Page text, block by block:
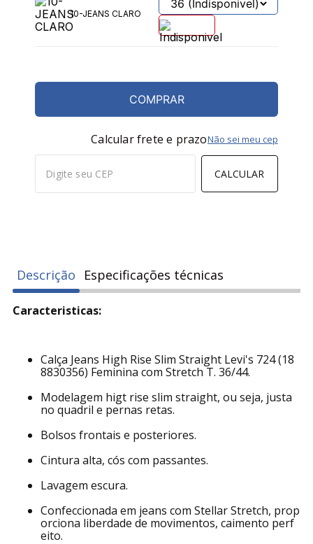
10-JEANS CLARO
COMPRAR
Calcular frete e prazo
CALCULAR
Não sei meu cep
Descrição Especificações técnicas
Caracteristicas:
Calça Jeans High Rise Slim Straight Levi's 724 (18
8830356) Feminina com Stretch T. 36/44.
Modelagem higt rise slim straight, ou seja, justa
no quadril e pernas retas.
Bolsos frontais e posteriores.
Cintura alta, cós com passantes.
Lavagem escura.
Confeccionada em jeans com Stellar Stretch, prop
orciona liberdade de movimentos, caimento perf
eito.